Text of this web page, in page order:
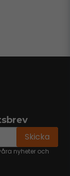
Skicka
nyheter och